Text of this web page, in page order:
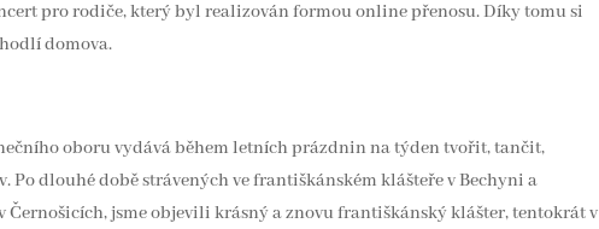
pro rodiče, který byl realizován formou online přenosu. Díky tomu si
domova.
oboru vydává během letních prázdnin na týden tvořit, tančit,
Po dlouhé době strávených ve františkánském klášteře v Bechyni a
Černošicích, jsme objevili krásný a znovu františkánský klášter, tentokrát v